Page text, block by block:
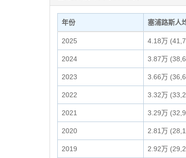
年份 塞浦路斯人
2025 4.18万
2024 3.87万
2023 3.66万
2022 3.32万
2021 3.29万
2020 2.81万
2019 2.92万